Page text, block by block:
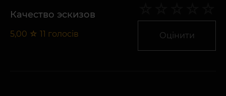
Качество эскизов
5,00 ☆ 11 голосів Оцінити